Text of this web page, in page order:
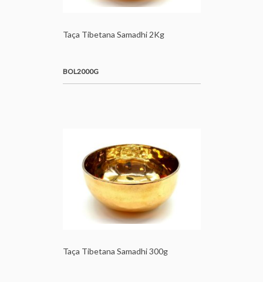
Taça Tibetana Samadhi 2Kg
BOL2000G
Taça Tibetana Samadhi 300g